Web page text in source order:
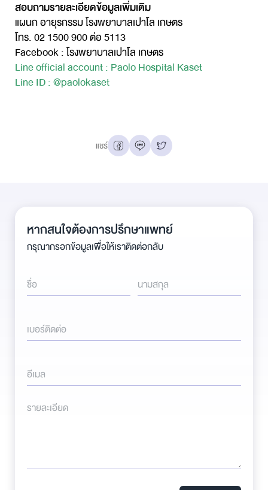
สอบถามรายละเอียดข้อมูลเพิ่มเติม
แผนก อายุรกรรม โรงพยาบาลเปาโล เกษตร
โทร. 02 1500 900 ต่อ 5113
Facebook : โรงพยาบาลเปาโล เกษตร
Line official account : Paolo Hospital Kaset
Line ID : @paolokaset
แชร์
หากสนใจต้องการปรึกษาแพทย์
กรุณากรอกข้อมูลเพื่อให้เราติดต่อกลับ
ชื่อ นามสกุล
เบอร์ติดต่อ
อีเมล
รายละเอียด